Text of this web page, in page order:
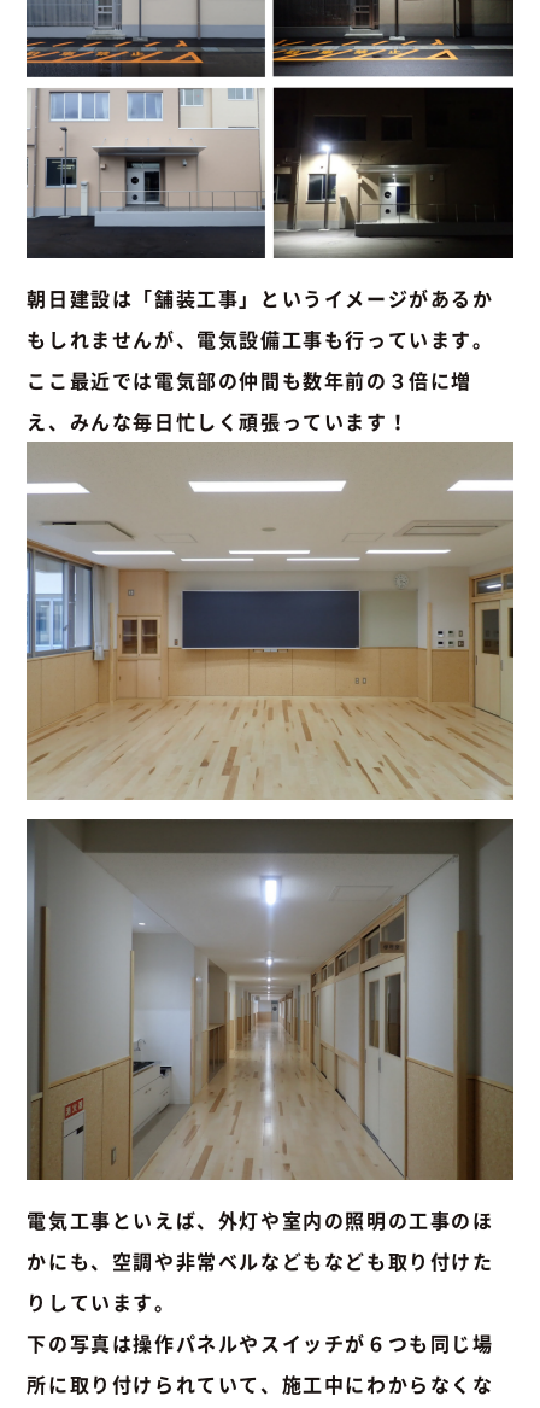
朝日建設は「舗装工事」というイメージがあるか
もしれませんが、電気設備工事も行っています。
ここ最近では電気部の仲間も数年前の３倍に増
え、みんな毎日忙しく頑張っています！
電気工事といえば、外灯や室内の照明の工事のほ
かにも、空調や非常ベルなどもなども取り付けた
りしています。
下の写真は操作パネルやスイッチが６つも同じ場
所に取り付けられていて、施工中にわからなくな